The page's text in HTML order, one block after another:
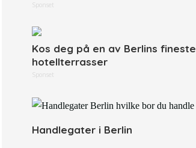
Sponset
Kos deg på en av Berlins fineste
hotellterrasser
Sponset
Handlegater i Berlin